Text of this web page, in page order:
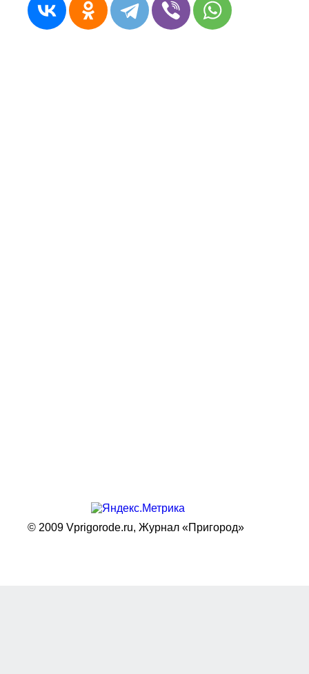
© 2009 Vprigorode.ru, Журнал «Пригород»